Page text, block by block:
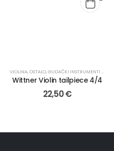
VIOLINA,OSTALO,GUDAČKI INSTRUMENTI I PRIBOR
Wittner Violin tailpiece 4/4
22,50€